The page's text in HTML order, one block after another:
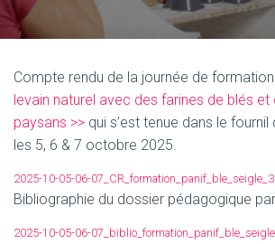
Compte rendu de la journée de formation
levain naturel avec des farines de blés et
paysans >> qui s’est tenue dans le
les 5, 6 & 7 octobre 2025.
2025-10-05-06-
Bibliographie du dossier pédagogique
2025-10-05-06-